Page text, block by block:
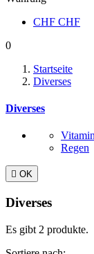
CHF CHF
0
Startseite
Diverses
Diverses
Regen
 OK
Diverses
Es gibt 2 produkte.